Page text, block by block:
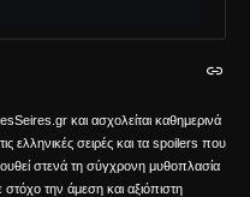
και ασχολείται καθημερινά
ελληνικές σειρές και τα spoilers που
στενά τη σύγχρονη μυθοπλασία
στόχο την άμεση και αξιόπιστη